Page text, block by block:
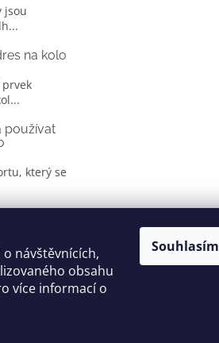
návštěvnících,
obsahu
více informací o
Souhlasím
jsou
na kolo
prvek
používat
který se
kteří si